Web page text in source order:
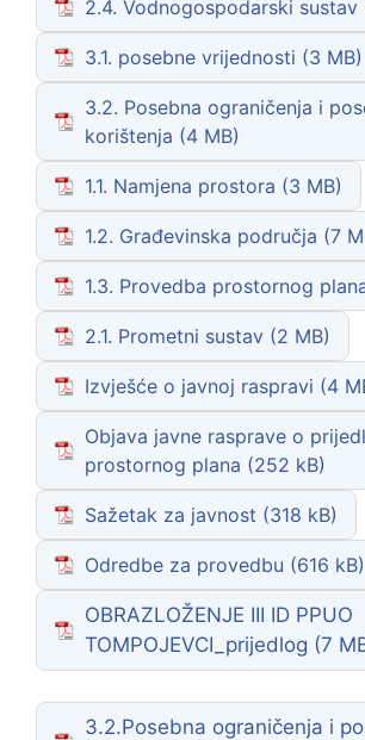
2.4. Vodnogospodarski sustav
3.1. posebne vrijednosti
3.2. Posebna ograničenja i
korištenja
1.1. Namjena prostora
1.2. Građevinska područja
1.3. Provedba prostornog
2.1. Prometni sustav
Izvješće o javnoj raspravi
Objava javne rasprave o
prostornog plana
Sažetak za javnost
Odredbe za provedbu
OBRAZLOŽENJE III ID PPUO
TOMPOJEVCI_prijedlog
3.2.Posebna ograničenja i